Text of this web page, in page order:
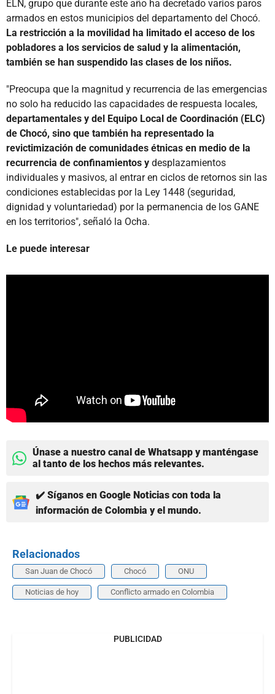
ELN, grupo que durante este año ha decretado varios paros
armados en estos municipios del departamento del Chocó.
La restricción a la movilidad ha limitado el acceso de los
pobladores a los servicios de salud y la alimentación,
también se han suspendido las clases de los niños.
"Preocupa que la magnitud y recurrencia de las emergencias
no solo ha reducido las capacidades de respuesta locales,
departamentales y del Equipo Local de Coordinación (ELC)
de Chocó, sino que también ha representado la
revictimización de comunidades étnicas en medio de la
recurrencia de confinamientos y desplazamientos
individuales y masivos, al entrar en ciclos de retornos sin las
condiciones establecidas por la Ley 1448 (seguridad,
dignidad y voluntariedad) por la permanencia de los GANE
en los territorios", señaló la Ocha.
Le puede interesar
Únase a nuestro canal de Whatsapp y manténgase
al tanto de los hechos más relevantes.
✔️ Síganos en Google Noticias con toda la
información de Colombia y el mundo.
Relacionados
San Juan de Chocó Chocó ONU
Noticias de hoy Conflicto armado en Colombia
PUBLICIDAD